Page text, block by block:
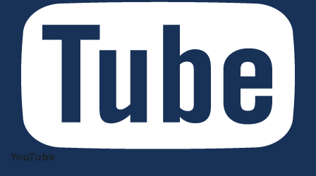
YouTube